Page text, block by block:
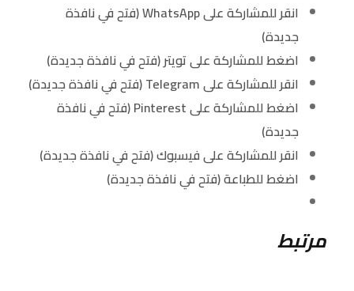
انقر للمشاركة على WhatsApp (فتح في نافذة
جديدة)
اضغط للمشاركة على تويتر (فتح في نافذة جديدة)
انقر للمشاركة على Telegram (فتح في نافذة جديدة)
اضغط للمشاركة على Pinterest (فتح في نافذة
جديدة)
انقر للمشاركة على فيسبوك (فتح في نافذة جديدة)
اضغط للطباعة (فتح في نافذة جديدة)
مرتبط